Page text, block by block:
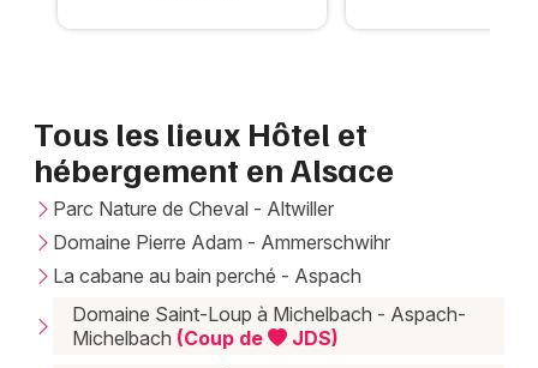
Jeux concours
Newsletter des sorties
Artistes en tournée
Tous les lieux Hôtel et
hébergement en Alsace
Parc Nature de Cheval - Altwiller
Domaine Pierre Adam - Ammerschwihr
La cabane au bain perché - Aspach
Domaine Saint-Loup à Michelbach - Aspach-
Michelbach (Coup de
JDS)